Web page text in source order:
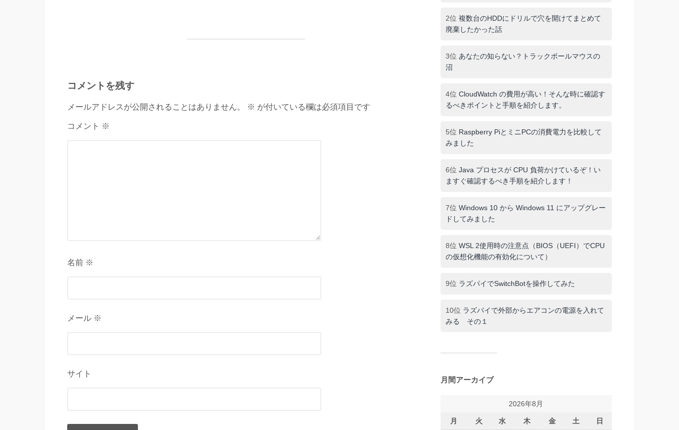
コメントを残す
メールアドレスが公開されることはありません。 ※ が付いている欄は必須項目です
コメント ※
名前 ※
メール ※
サイト
2位 複数台のHDDにドリルで穴を開けてまとめて
廃棄したかった話
3位 あなたの知らない？トラックボールマウスの
沼
4位 CloudWatch の費用が高い！そんな時に確認す
るべきポイントと手順を紹介します。
5位 Raspberry PiとミニPCの消費電力を比較して
みました
6位 Java プロセスが CPU 負荷かけているぞ！い
ますぐ確認するべき手順を紹介します！
7位 Windows 10 から Windows 11 にアップグレー
ドしてみました
8位 WSL 2使用時の注意点（BIOS（UEFI）でCPU
の仮想化機能の有効化について）
9位 ラズパイでSwitchBotを操作してみた
10位 ラズパイで外部からエアコンの電源を入れて
みる その１
月間アーカイブ
2026年8月
月 火 水 木 金 土 日